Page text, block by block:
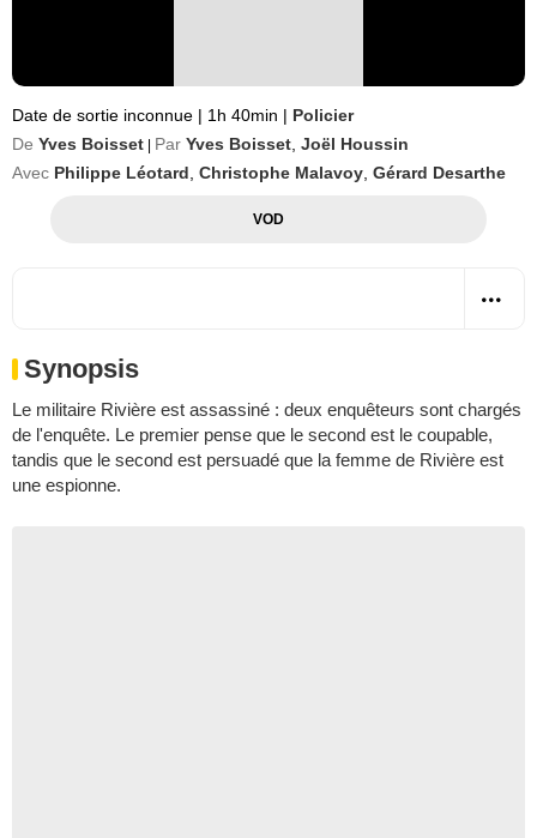
Date de sortie inconnue | 1h 40min | Policier
De Yves Boisset Par Yves Boisset Joël Houssin
Avec Philippe Léotard Christophe Malavoy Gérard Desarthe
VOD
Synopsis
Le militaire Rivière est assassiné : deux enquêteurs sont chargés
de l'enquête. Le premier pense que le second est le coupable,
tandis que le second est persuadé que la femme de Rivière est
une espionne.